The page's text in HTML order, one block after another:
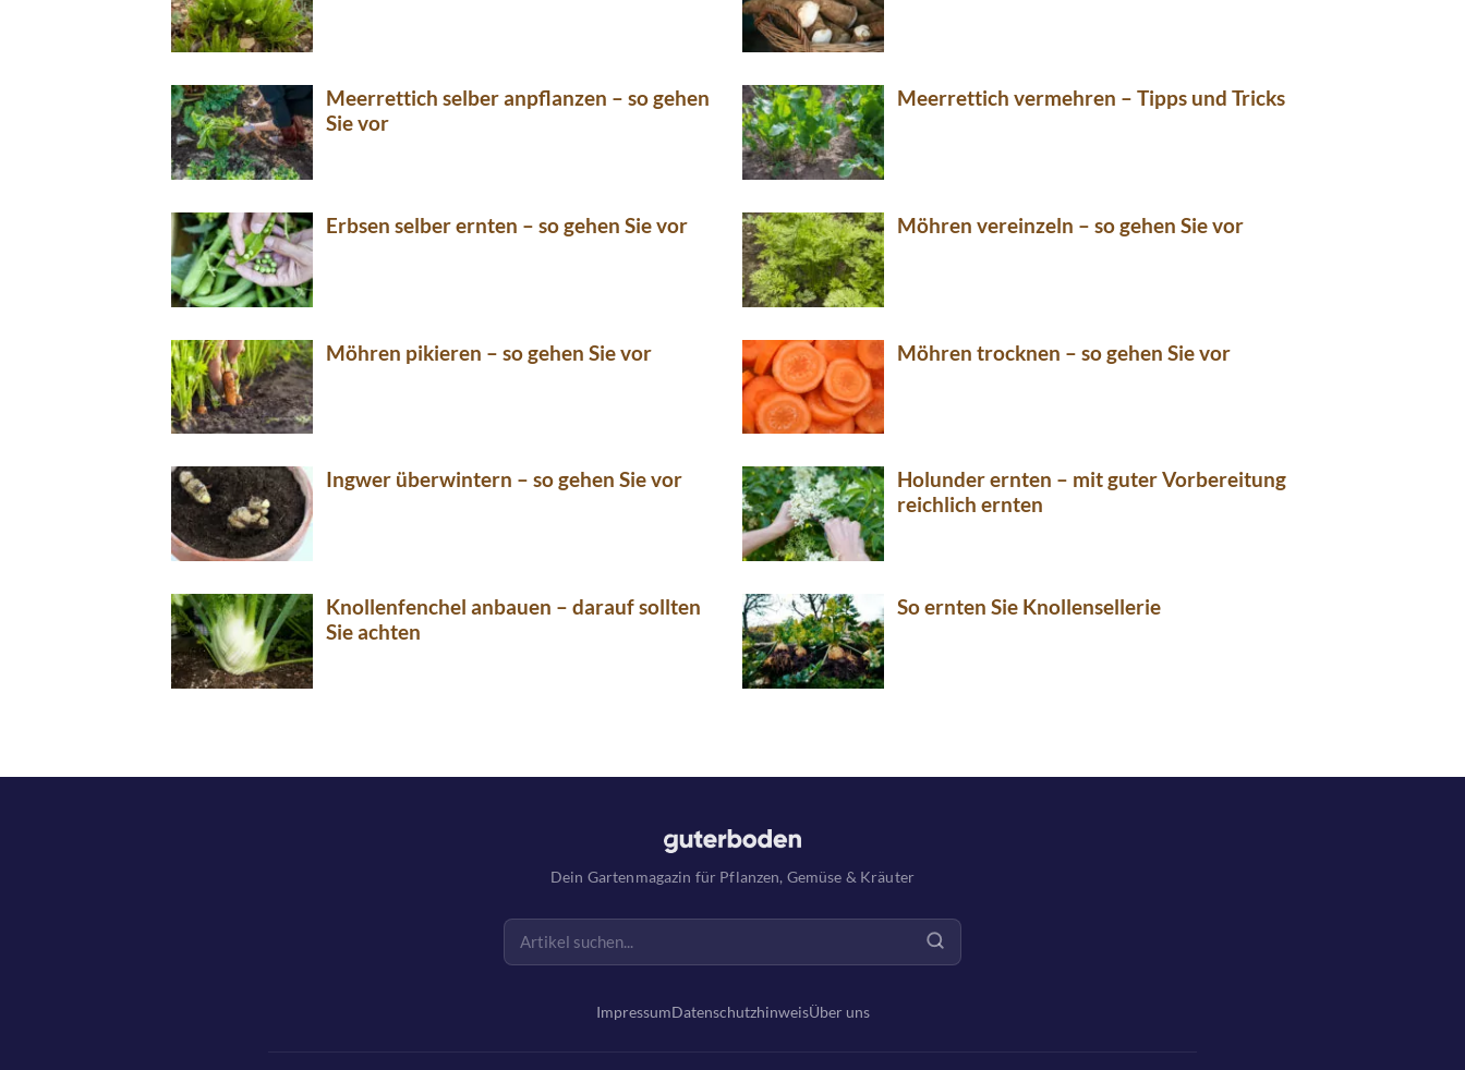
Meerrettich selber anpflanzen – so gehen
Sie vor
Meerrettich vermehren – Tipps und Tricks
Erbsen selber ernten – so gehen Sie vor Möhren vereinzeln – so gehen Sie vor
Möhren pikieren – so gehen Sie vor Möhren trocknen – so gehen Sie vor
Ingwer überwintern – so gehen Sie vor
Holunder ernten – mit guter Vorbereitung
reichlich ernten
Knollenfenchel anbauen – darauf sollten
Sie achten
So ernten Sie Knollensellerie
Dein Gartenmagazin für Pflanzen, Gemüse & Kräuter
ImpressumDatenschutzhinweisÜber uns